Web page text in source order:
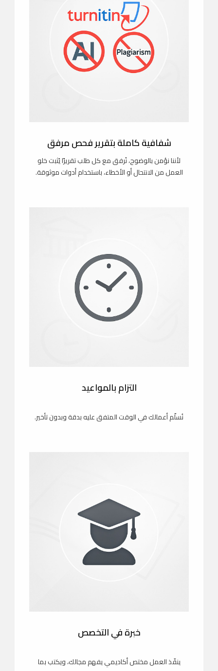
شفافية كاملة بتقرير فحص مرفق
لأننا نؤمن بالوضوح، نُرفق مع كل طلب تقريرًا يُثبت خلو
العمل من الانتحال أو الأخطاء، باستخدام أدوات موثوقة.
التزام بالمواعيد
نُسلّم أعمالك في الوقت المتفق عليه بدقة وبدون تأخير.
خبرة في التخصص
ينفّذ العمل مختص أكاديمي يفهم مجالك، ويكتب بما